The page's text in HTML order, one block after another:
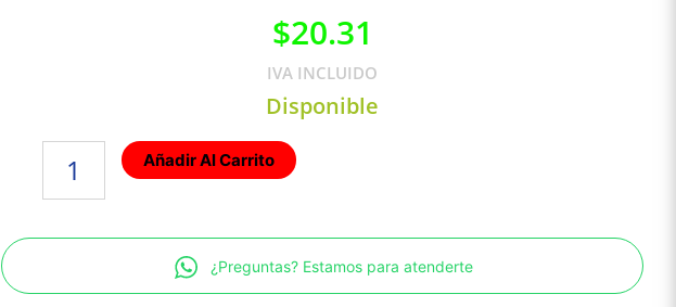
$20.31
IVA INCLUIDO
Disponible
de
charolas
Añadir Al Carrito
¿Preguntas? Estamos para atenderte